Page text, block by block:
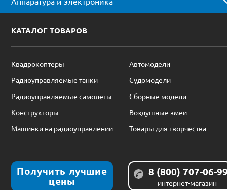
КАТАЛОГ ТОВАРОВ
Квадрокоптеры
Автомодели
Радиоуправляемые танки
Судомодели
Радиоуправляемые самолеты
Сборные модели
Конструкторы
Воздушные змеи
Машинки на радиоуправлении
Товары для творчества
Получить лучшие
цены
8 (800) 707-06-
интернет-магазин